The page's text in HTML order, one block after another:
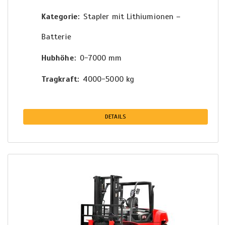
Kategorie
Stapler mit Lithiumionen –
Batterie
Hubhöhe 0-7000 mm
Tragkraft 4000-5000 kg
DETAILS